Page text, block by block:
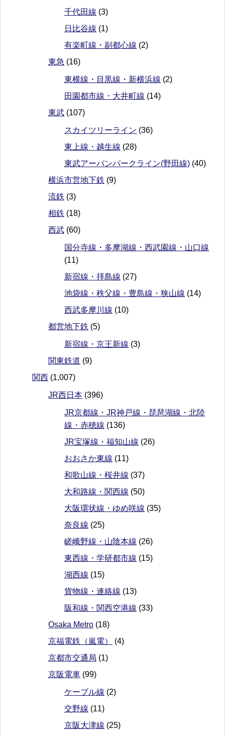
千代田線 (3)
日比谷線 (1)
有楽町線・副都心線 (2)
東急 (16)
東横線・目黒線・新横浜線 (2)
田園都市線・大井町線 (14)
東武 (107)
スカイツリーライン (36)
東上線・越生線 (28)
東武アーバンパークライン(野田線) (40)
横浜市営地下鉄 (9)
流鉄 (3)
相鉄 (18)
西武 (60)
国分寺線・多摩湖線・西武園線・山口線
(11)
新宿線・拝島線 (27)
池袋線・秩父線・豊島線・狭山線 (14)
西武多摩川線 (10)
都営地下鉄 (5)
新宿線・京王新線 (3)
関東鉄道 (9)
関西 (1,007)
JR西日本 (396)
JR京都線・JR神戸線・琵琶湖線・北陸
線・赤穂線 (136)
JR宝塚線・福知山線 (26)
おおさか東線 (11)
和歌山線・桜井線 (37)
大和路線・関西線 (50)
大阪環状線・ゆめ咲線 (35)
奈良線 (25)
嵯峨野線・山陰本線 (26)
東西線・学研都市線 (15)
湖西線 (15)
貨物線・連絡線 (13)
阪和線・関西空港線 (33)
Osaka Metro (18)
京福電鉄（嵐電）
(4)
京都市交通局 (1)
京阪電車 (99)
ケーブル線 (2)
交野線 (11)
京阪大津線 (25)